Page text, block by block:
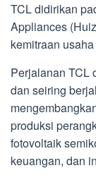
TCL didirikan
Appliances
kemitraan
Perjalanan TCL
dan seiring
produksi
fotovoltaik
keuangan, dan